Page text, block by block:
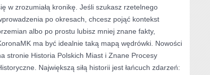
w zrozumiałą kronikę. Jeśli szukasz rzetelnego
po okresach, chcesz pojąć kontekst
albo po prostu lubisz mniej znane fakty,
ma być idealnie taką mapą wędrówki. Nowości
stronie Historia Polskich Miast i Znane Procesy
Największą siłą historii jest łańcuch zdarzeń: